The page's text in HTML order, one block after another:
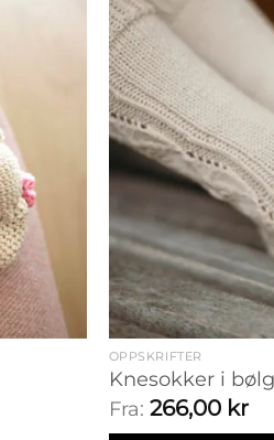
OPPSKRIFTER
Knesokker i
Fra: 266,00 kr